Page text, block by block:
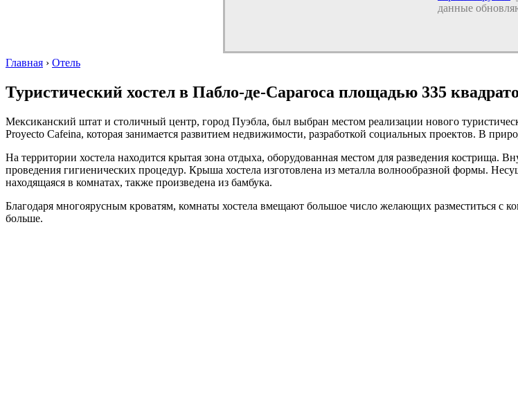
данные
Главная › Отель
Туристический хостел в Пабло-де-Сарагоса площадью 335
Мексиканский штат и столичный центр, город Пуэбла, был выбран местом реализации нового
Proyecto Cafeina, которая занимается развитием недвижимости, разработкой социальных проектов. В
На территории хостела находится крытая зона отдыха, оборудованная местом для разведения
проведения гигиенических процедур. Крыша хостела изготовлена из металла волнообразной формы.
находящаяся в комнатах, также произведена из бамбука.
Благодаря многоярусным кроватям, комнаты хостела вмещают большое число желающих разместиться с
больше.